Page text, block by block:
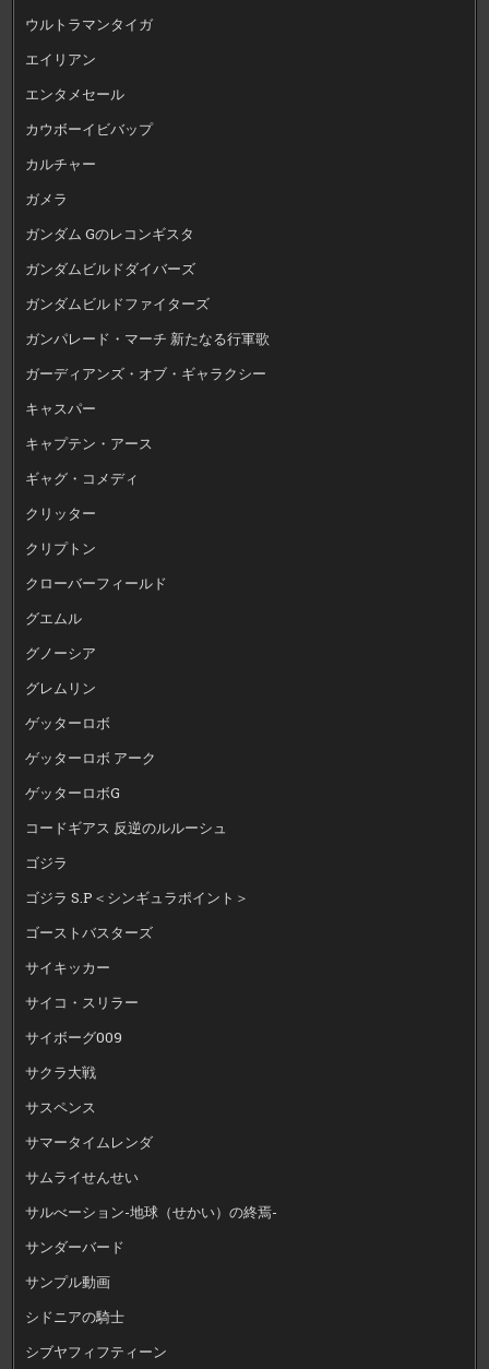
ウルトラマンタイガ
エイリアン
エンタメセール
カウボーイビバップ
カルチャー
ガメラ
ガンダム Gのレコンギスタ
ガンダムビルドダイバーズ
ガンダムビルドファイターズ
ガンパレード・マーチ 新たなる行軍歌
ガーディアンズ・オブ・ギャラクシー
キャスパー
キャプテン・アース
ギャグ・コメディ
クリッター
クリプトン
クローバーフィールド
グエムル
グノーシア
グレムリン
ゲッターロボ
ゲッターロボ アーク
ゲッターロボG
コードギアス 反逆のルルーシュ
ゴジラ
ゴジラ S.P＜シンギュラポイント＞
ゴーストバスターズ
サイキッカー
サイコ・スリラー
サイボーグ009
サクラ大戦
サスペンス
サマータイムレンダ
サムライせんせい
サルべーション-地球（せかい）の終焉-
サンダーバード
サンプル動画
シドニアの騎士
シブヤフィフティーン